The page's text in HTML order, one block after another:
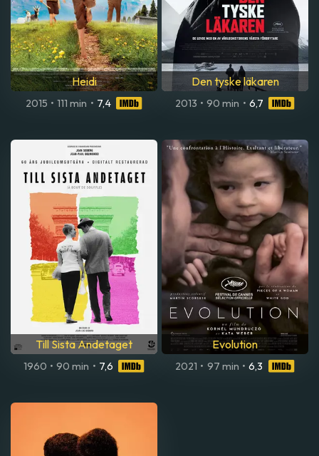
Heidi
2015 • 111 min • 7,4
Den tyske läkaren
2013 • 90 min • 6,7
Till Sista Andetaget
1960 • 90 min • 7,6
Evolution
2021 • 97 min • 6,3